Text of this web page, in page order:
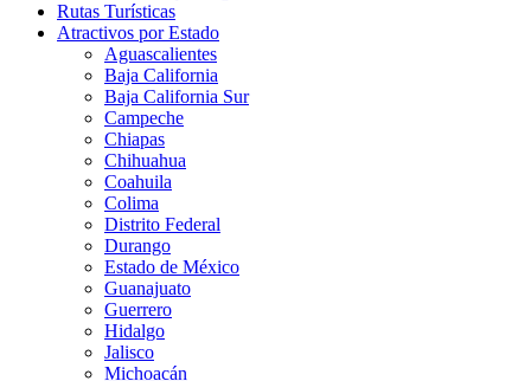
Rutas Turísticas
Atractivos por Estado
Aguascalientes
Baja California
Baja California Sur
Campeche
Chiapas
Chihuahua
Coahuila
Colima
Distrito Federal
Durango
Estado de México
Guanajuato
Guerrero
Hidalgo
Jalisco
Michoacán